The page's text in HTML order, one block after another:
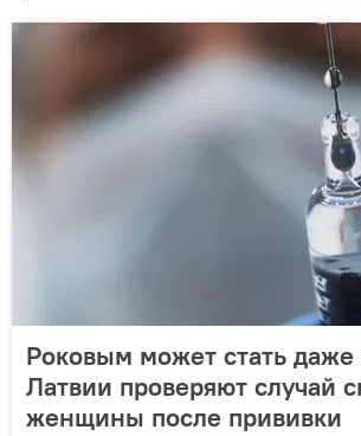
Роковым может стать даже
Латвии проверяют случай
женщины после прививки